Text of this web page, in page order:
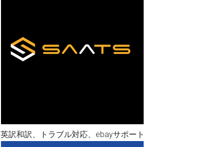
英訳和訳、トラブル対応、ebayサポート